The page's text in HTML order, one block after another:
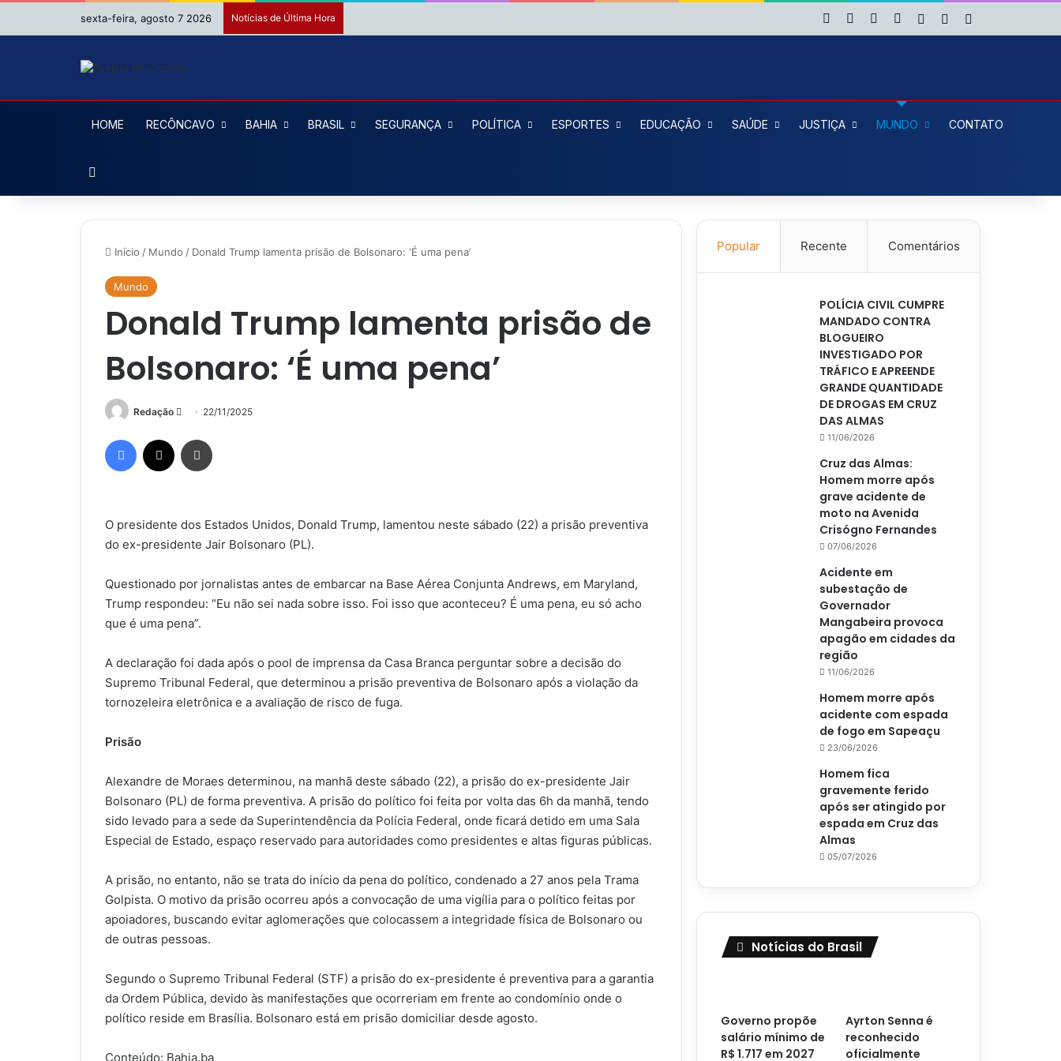
sexta-feira, agosto 7 2026 Notícias de Última Hora Facebook YouTubeInstagram
Entrar Artigo aleatório
HOME RECÔNCAVO BAHIA BRASIL SEGURANÇA POLÍTICA ESPORTES EDUCAÇÃO SAÚDE JUSTIÇA MUNDO CONTATO
Início / Mundo / Donald Trump lamenta prisão de Bolsonaro: ‘É uma pena’
Mundo
Donald Trump lamenta prisão de
Bolsonaro: ‘É uma pena’
Redação
Mande
e-
mail
22/11/2025
Facebook
O presidente dos Estados Unidos, Donald Trump, lamentou neste sábado (22) a prisão preventiva
do ex-presidente Jair Bolsonaro (PL).
Questionado por jornalistas antes de embarcar na Base Aérea Conjunta Andrews, em Maryland,
Trump respondeu: “Eu não sei nada sobre isso. Foi isso que aconteceu? É uma pena, eu só acho
que é uma pena”.
A declaração foi dada após o pool de imprensa da Casa Branca perguntar sobre a decisão do
Supremo Tribunal Federal, que determinou a prisão preventiva de Bolsonaro após a violação da
tornozeleira eletrônica e a avaliação de risco de fuga.
Prisão
Alexandre de Moraes determinou, na manhã deste sábado (22), a prisão do ex-presidente Jair
Bolsonaro (PL) de forma preventiva. A prisão do político foi feita por volta das 6h da manhã, tendo
sido levado para a sede da Superintendência da Polícia Federal, onde ficará detido em uma Sala
Especial de Estado, espaço reservado para autoridades como presidentes e altas figuras públicas.
A prisão, no entanto, não se trata do início da pena do político, condenado a 27 anos pela Trama
Golpista. O motivo da prisão ocorreu após a convocação de uma vigília para o político feitas por
apoiadores, buscando evitar aglomerações que colocassem a integridade física de Bolsonaro ou
de outras pessoas.
Segundo o Supremo Tribunal Federal (STF) a prisão do ex-presidente é preventiva para a garantia
da Ordem Pública, devido às manifestações que ocorreriam em frente ao condomínio onde o
político reside em Brasília. Bolsonaro está em prisão domiciliar desde agosto.
Conteúdo: Bahia.ba
Popular Recente Comentários
POLÍCIA CIVIL CUMPRE
MANDADO CONTRA
BLOGUEIRO
INVESTIGADO POR
TRÁFICO E APREENDE
GRANDE QUANTIDADE
DE DROGAS EM CRUZ
DAS ALMAS
11/06/2026
Cruz das Almas:
Homem morre após
grave acidente de
moto na Avenida
Crisógno Fernandes
07/06/2026
Acidente em
subestação de
Governador
Mangabeira provoca
apagão em cidades da
região
11/06/2026
Homem morre após
acidente com espada
de fogo em Sapeaçu
23/06/2026
Homem fica
gravemente ferido
após ser atingido por
espada em Cruz das
Almas
05/07/2026
Notícias do Brasil
Governo propõe
salário mínimo de
R$ 1.717 em 2027
Ayrton Senna é
reconhecido
oficialmente